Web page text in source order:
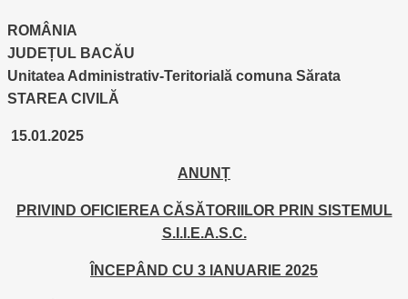
ROMÂNIA
JUDEȚUL BACĂU
Unitatea Administrativ-Teritorială comuna Sărata
STAREA CIVILĂ
15.01.2025
ANUNȚ
PRIVIND OFICIEREA CĂSĂTORIILOR PRIN SISTEMUL
S.I.I.E.A.S.C.
ÎNCEPÂND CU 3 IANUARIE 2025